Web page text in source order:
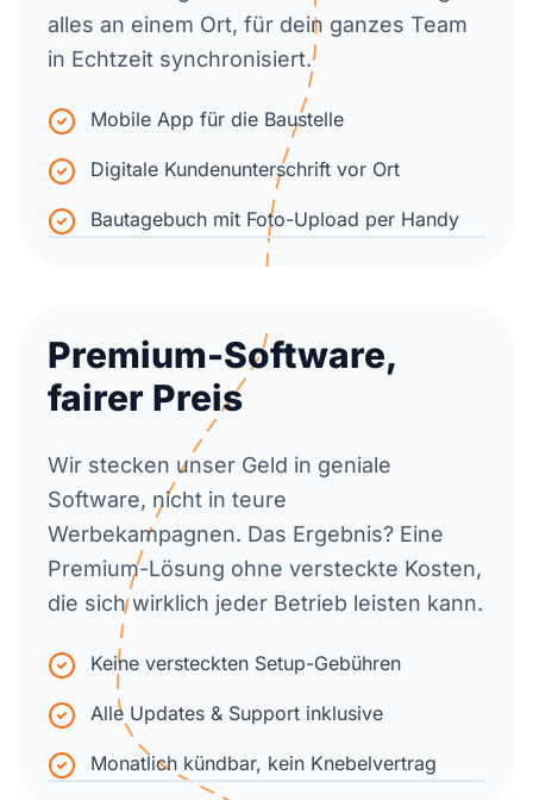
alles an einem Ort, für dein ganzes Team
in Echtzeit synchronisiert.
Mobile App für die Baustelle
Digitale Kundenunterschrift vor Ort
Bautagebuch mit Foto-Upload per Handy
Premium-Software,
fairer Preis
Wir stecken unser Geld in geniale
Software, nicht in teure
Werbekampagnen. Das Ergebnis? Eine
Premium-Lösung ohne versteckte Kosten,
die sich wirklich jeder Betrieb leisten kann.
Keine versteckten Setup-Gebühren
Alle Updates & Support inklusive
Monatlich kündbar, kein Knebelvertrag